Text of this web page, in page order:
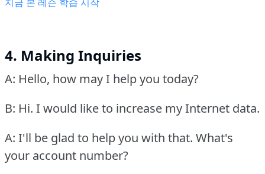
4. Making Inquiries
A: Hello, how may I help you today?
B: Hi. I would like to increase my Internet data.
A: I'll be glad to help you with that. What's
your account number?